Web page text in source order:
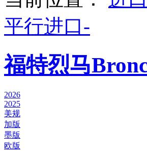
平行进口-
福特烈马
2026
2025
美规
加版
墨版
欧版